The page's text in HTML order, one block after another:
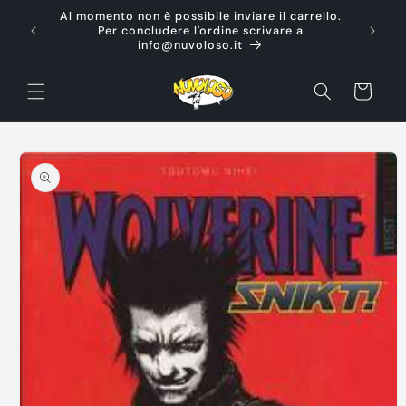
direttamente
ai contenuti
Al momento non è possibile inviare il carrello.
Per concludere l'ordine scrivare a
info@nuvoloso.it
Carrello
Passa alle
informazioni
sul prodotto